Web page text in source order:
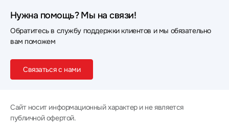
Нужна помощь? Мы на связи!
Обратитесь в службу поддержки клиентов и мы обязательно
вам поможем
Связаться с нами
Сайт носит информационный характер и не является
публичной офертой.